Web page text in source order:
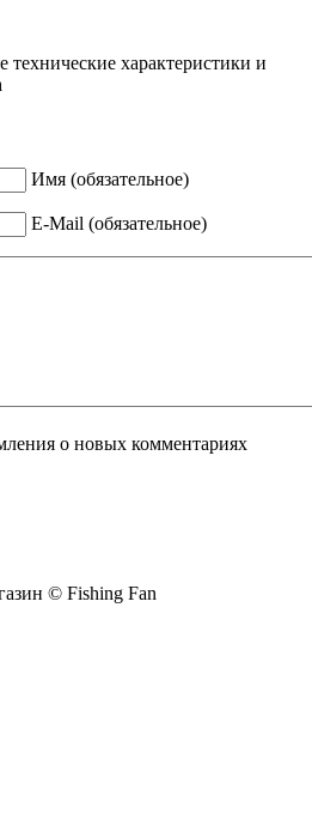
технические характеристики и
Имя (обязательное)
E-Mail (обязательное)
о новых комментариях
© Fishing Fan